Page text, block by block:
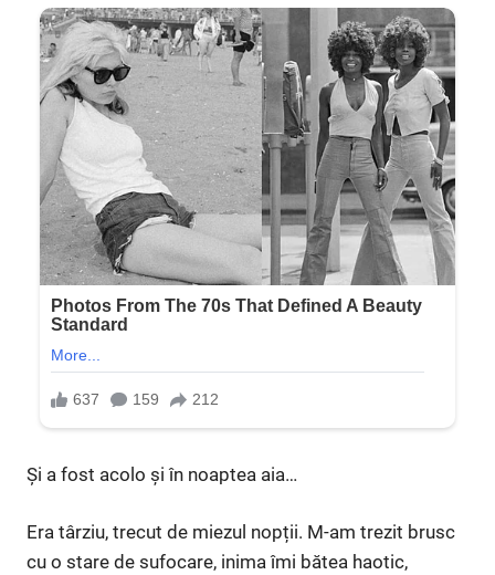
Și a fost acolo și în noaptea aia…
Era târziu, trecut de miezul nopții. M-am trezit brusc
cu o stare de sufocare, inima îmi bătea haotic,